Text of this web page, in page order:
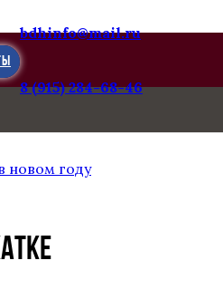
bdhinfo@mail.ru
8 (915) 284-68-46
новом году